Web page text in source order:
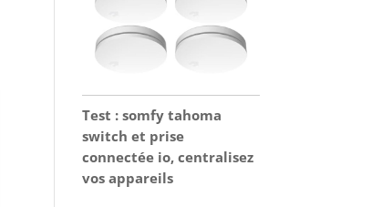
Test : somfy tahoma
switch et prise
connectée io, centralisez
vos appareils